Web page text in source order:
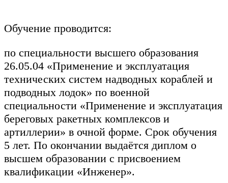
Обучение проводится:
по специальности высшего образования
26.05.04 «Применение и эксплуатация
технических систем надводных кораблей и
подводных лодок» по военной
специальности «Применение и эксплуатация
береговых ракетных комплексов и
артиллерии» в очной форме. Срок обучения
5 лет. По окончании выдаётся диплом о
высшем образовании с присвоением
квалификации «Инженер».